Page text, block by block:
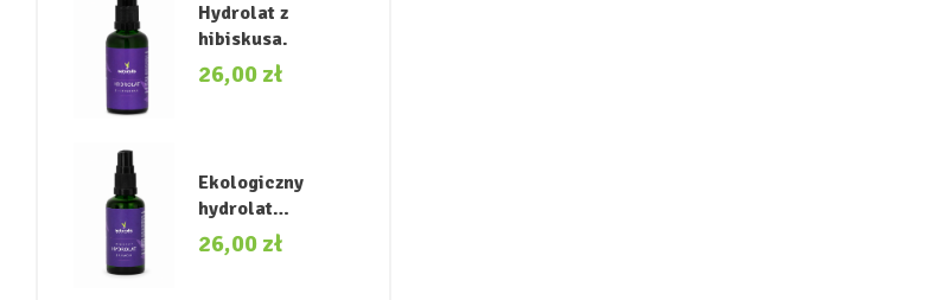
Hydrolat z
hibiskusa.
26,00 zł
Ekologiczny
hydrolat
akacjowy.
26,00 zł